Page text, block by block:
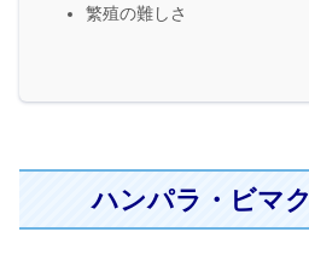
繁殖の難しさ
ハンパラ・ビマ